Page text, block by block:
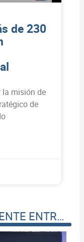
de 230
la misión de
de
SIGUIENTE ENTRADA >>